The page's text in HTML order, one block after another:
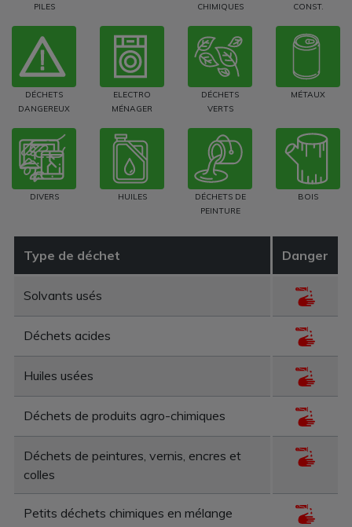
PILES
CHIMIQUES
CONST.
DÉCHETS
DANGEREUX
ELECTRO
MÉNAGER
DÉCHETS
VERTS
MÉTAUX
DIVERS HUILES
DÉCHETS DE
PEINTURE
BOIS
Type de déchet Danger
Solvants usés
Déchets acides
Huiles usées
Déchets de produits agro-chimiques
Déchets de peintures, vernis, encres et
colles
Petits déchets chimiques en mélange